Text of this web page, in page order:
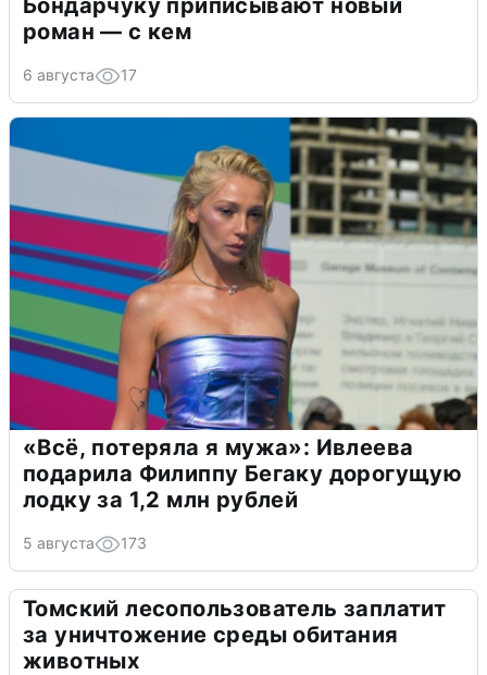
роман — с кем
6 августа 17
«Всё, потеряла я мужа»: Ивлеева
подарила Филиппу Бегаку дорогущую
лодку за 1,2 млн рублей
5 августа 173
Томский лесопользователь заплатит
за уничтожение среды обитания
животных